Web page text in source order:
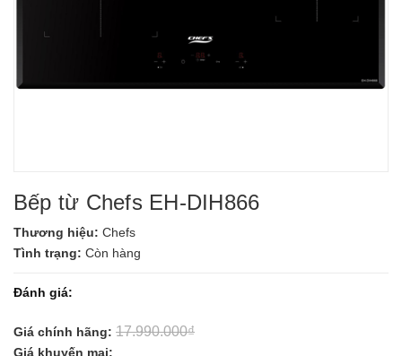
Bếp từ Chefs EH-DIH866
Thương hiệu: Chefs
Tình trạng: Còn hàng
Đánh giá:
Giá chính hãng: 17.990.000₫
Giá khuyến mại: